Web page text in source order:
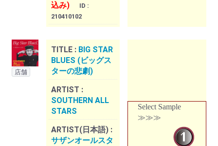
込み)
ID :
210410102
店舗
TITLE : BIG STAR
BLUES (ビッグス
ターの悲劇)
ARTIST :
SOUTHERN ALL
STARS
ARTIST(日本語) :
サザンオールスタ
Select Sample
≫≫≫